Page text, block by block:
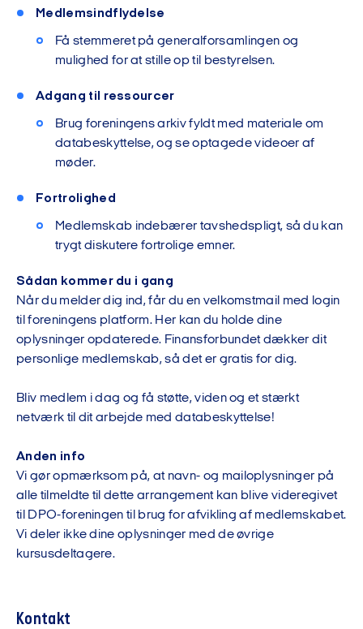
Medlemsindflydelse
Få stemmeret på generalforsamlingen og
mulighed for at stille op til bestyrelsen.
Adgang til ressourcer
Brug foreningens arkiv fyldt med materiale om
databeskyttelse, og se optagede videoer af
møder.
Fortrolighed
Medlemskab indebærer tavshedspligt, så du kan
trygt diskutere fortrolige emner.
Sådan kommer du i gang
Når du melder dig ind, får du en velkomstmail med login
til foreningens platform. Her kan du holde dine
oplysninger opdaterede. Finansforbundet dækker dit
personlige medlemskab, så det er gratis for dig.
Bliv medlem i dag og få støtte, viden og et stærkt
netværk til dit arbejde med databeskyttelse!
Anden info
Vi gør opmærksom på, at navn- og mailoplysninger på
alle tilmeldte til dette arrangement kan blive videregivet
til DPO-foreningen til brug for afvikling af medlemskabet.
Vi deler ikke dine oplysninger med de øvrige
kursusdeltagere.
Kontakt